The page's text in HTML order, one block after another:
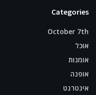
Categories
October 7th
אוכל
אומנות
אופנה
אינטרנט